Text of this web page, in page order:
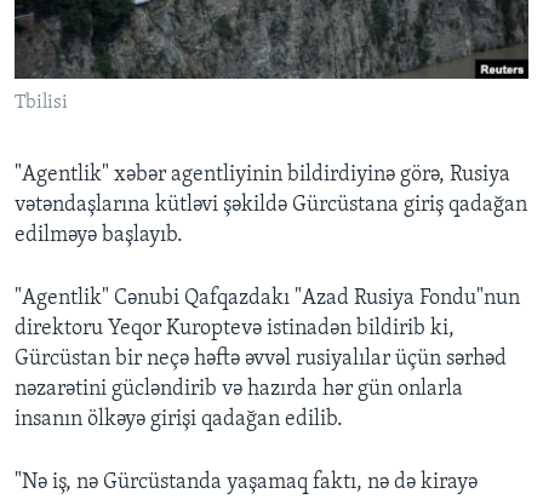
BIZI IZLƏYIN
Dillər
Tbilisi
"Agentlik" xəbər agentliyinin bildirdiyinə görə, Rusiya
vətəndaşlarına kütləvi şəkildə Gürcüstana giriş qadağan
edilməyə başlayıb.
"Agentlik" Cənubi Qafqazdakı "Azad Rusiya Fondu"nun
direktoru Yeqor Kuroptevə istinadən bildirib ki,
Gürcüstan bir neçə həftə əvvəl rusiyalılar üçün sərhəd
nəzarətini gücləndirib və hazırda hər gün onlarla
insanın ölkəyə girişi qadağan edilib.
"Nə iş, nə Gürcüstanda yaşamaq faktı, nə də kirayə